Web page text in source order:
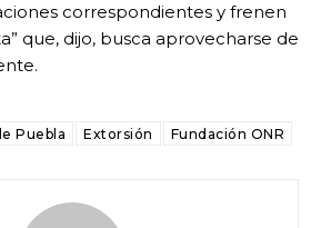
correspondientes y frenen
que, dijo, busca aprovecharse de
Puebla Extorsión
Fundación ONR